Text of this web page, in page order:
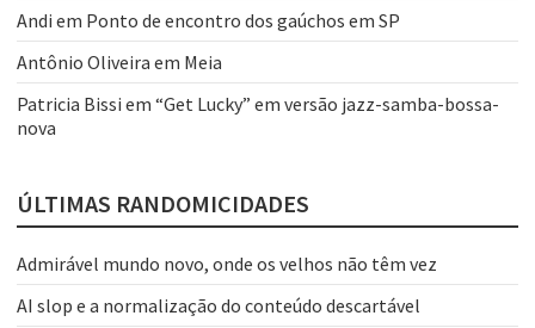
Andi em Ponto de encontro dos gaúchos em SP
Antônio Oliveira em Meia
Patricia Bissi em “Get Lucky” em versão jazz-samba-bossa-
nova
ÚLTIMAS RANDOMICIDADES
Admirável mundo novo, onde os velhos não têm vez
AI slop e a normalização do conteúdo descartável